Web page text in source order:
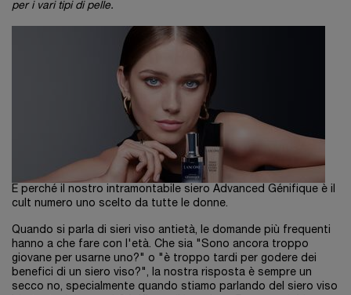
per i vari tipi di pelle.
E perché il nostro intramontabile siero Advanced Génifique è il
cult numero uno scelto da tutte le donne.
Quando si parla di sieri viso antietà, le domande più frequenti
hanno a che fare con l'età. Che sia "Sono ancora troppo
giovane per usarne uno?" o "è troppo tardi per godere dei
benefici di un siero viso?", la nostra risposta è sempre un
secco no, specialmente quando stiamo parlando del siero viso